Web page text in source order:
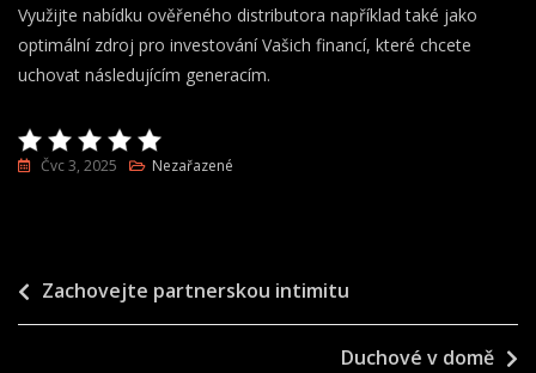
Využijte nabídku ověřeného distributora například také jako
optimální zdroj pro investování Vašich financí, které chcete
uchovat následujícím generacím.
Čvc 3, 2025 Nezařazené
Navigace
pro
Zachovejte partnerskou intimitu
Duchové v domě